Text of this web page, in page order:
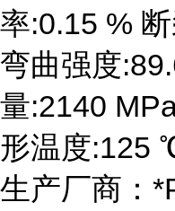
率:0.15 %
弯曲强度
量:2140
形温度:125
生产厂商：